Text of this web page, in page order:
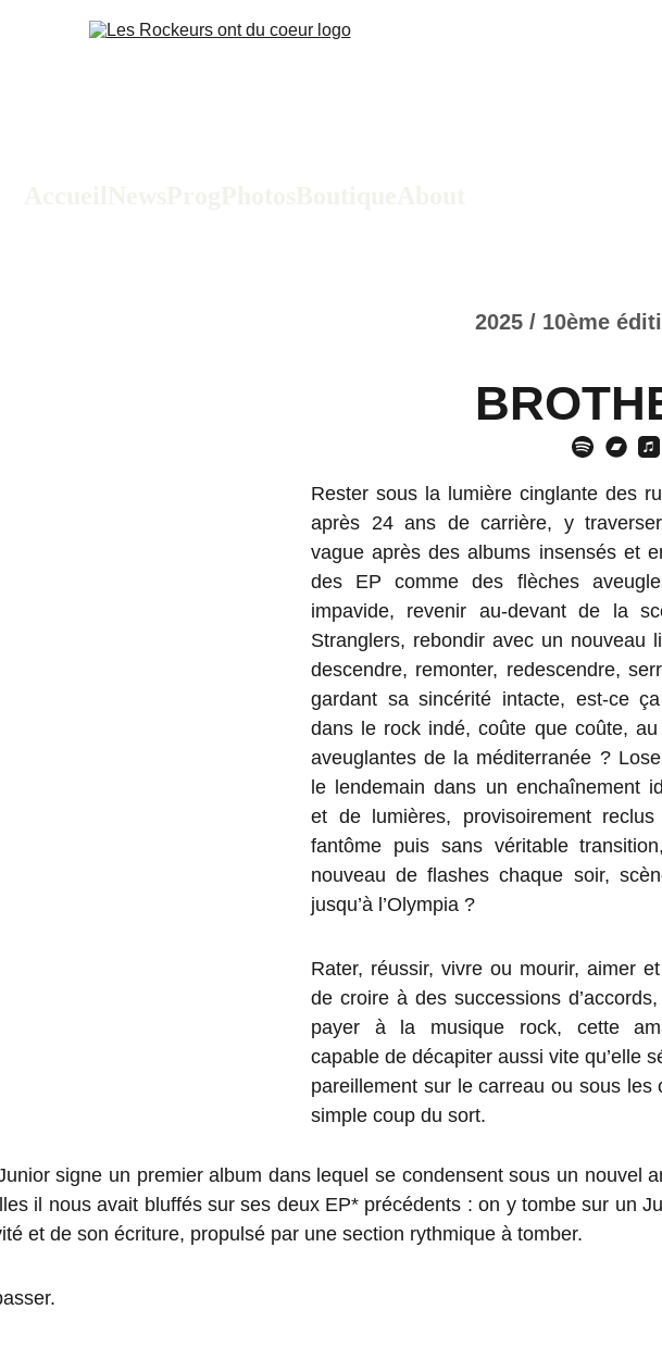
Rester sous la lumière cinglante des
après 24 ans de carrière, y
vague après des albums insensés et
des EP comme des flèches
impavide, revenir au-devant de la
Stranglers, rebondir avec un nouveau
descendre, remonter, redescendre,
gardant sa sincérité intacte, est-ce
dans le rock indé, coûte que coûte,
aveuglantes de la méditerranée ?
le lendemain dans un enchaînement
et de lumières, provisoirement
fantôme puis sans véritable
nouveau de flashes chaque soir,
jusqu’à l’Olympia ?
Rater, réussir, vivre ou mourir, aimer
de croire à des successions
payer à la musique rock, cette
capable de décapiter aussi vite qu’elle
pareillement sur le carreau ou sous les
simple coup du sort.
2025 / 10ème
signe un premier album dans lequel se condensent sous un nouvel
il nous avait bluffés sur ses deux EP* précédents : on y tombe sur un
et de son écriture, propulsé par une section rythmique à tomber.